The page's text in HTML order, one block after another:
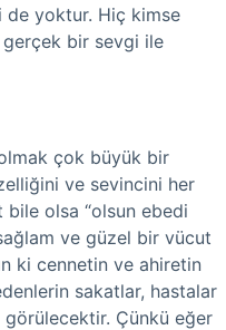
yoktur. Hiç kimse
bir sevgi ile
çok büyük bir
ve sevincini her
bile olsa “olsun ebedi
ve güzel bir vücut
ki cennetin ve ahiretin
sakatlar, hastalar
Çünkü eğer